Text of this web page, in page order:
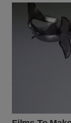
fundamentais
ação profunda
Remova a
interna
Despeje
de um copo
Deixe a